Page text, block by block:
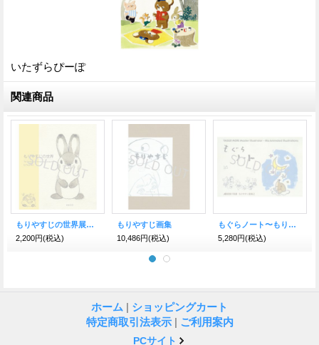
いたずらぴーぽ
関連商品
もりやすじの世界展 図録
2,200円(税込)
もりやすじ画集
10,486円(税込)
もぐらノート〜もりやすじ画集2〜
5,280円(税込)
ホーム | ショッピングカート
特定商取引法表示 | ご利用案内
PCサイト